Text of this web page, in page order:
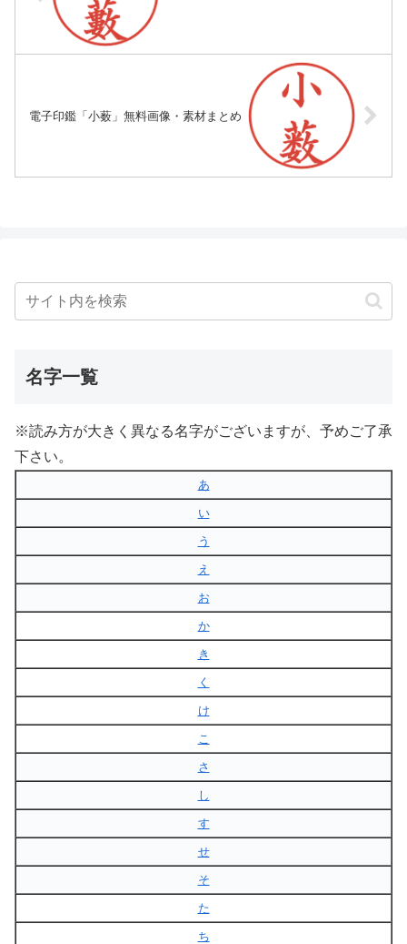
電子印鑑「小薮」無料画像・素材まとめ
名字一覧
※読み方が大きく異なる名字がございますが、予めご了承
下さい。
あ
い
う
え
お
か
き
く
け
こ
さ
し
す
せ
そ
た
ち